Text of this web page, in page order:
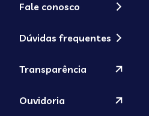
Fale conosco
Dúvidas frequentes
Transparência
Ouvidoria